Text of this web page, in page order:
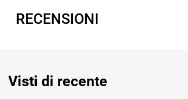
RECENSIONI
Visti di recente